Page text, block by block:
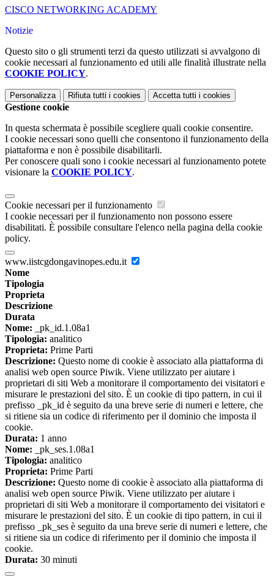
CISCO NETWORKING ACADEMY
Notizie
Questo sito o gli strumenti terzi da questo utilizzati si avvalgono di
cookie necessari al funzionamento ed utili alle finalità illustrate nella
COOKIE POLICY.
Personalizza Rifiuta tutti i cookies Accetta tutti i cookies
Gestione cookie
In questa schermata è possibile scegliere quali cookie consentire.
I cookie necessari sono quelli che consentono il funzionamento della
piattaforma e non è possibile disabilitarli.
Per conoscere quali sono i cookie necessari al funzionamento potete
visionare la COOKIE POLICY.
Cookie necessari per il funzionamento
I cookie necessari per il funzionamento non possono essere
disabilitati. È possibile consultare l'elenco nella pagina della cookie
policy.
www.iistcgdongavinopes.edu.it
Nome
Tipologia
Proprieta
Descrizione
Durata
Nome: _pk_id.1.08a1
Tipologia: analitico
Proprieta: Prime Parti
Descrizione: Questo nome di cookie è associato alla piattaforma di
analisi web open source Piwik. Viene utilizzato per aiutare i
proprietari di siti Web a monitorare il comportamento dei visitatori e
misurare le prestazioni del sito. È un cookie di tipo pattern, in cui il
prefisso _pk_id è seguito da una breve serie di numeri e lettere, che
si ritiene sia un codice di riferimento per il dominio che imposta il
cookie.
Durata: 1 anno
Nome: _pk_ses.1.08a1
Tipologia: analitico
Proprieta: Prime Parti
Descrizione: Questo nome di cookie è associato alla piattaforma di
analisi web open source Piwik. Viene utilizzato per aiutare i
proprietari di siti Web a monitorare il comportamento dei visitatori e
misurare le prestazioni del sito. È un cookie di tipo pattern, in cui il
prefisso _pk_ses è seguito da una breve serie di numeri e lettere, che
si ritiene sia un codice di riferimento per il dominio che imposta il
cookie.
Durata: 30 minuti